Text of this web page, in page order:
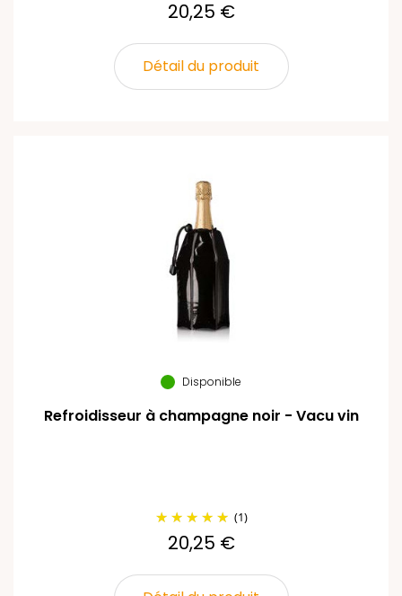
20,25 €
Détail du produit
Disponible
Refroidisseur à champagne noir - Vacu vin
(1)
20,25 €